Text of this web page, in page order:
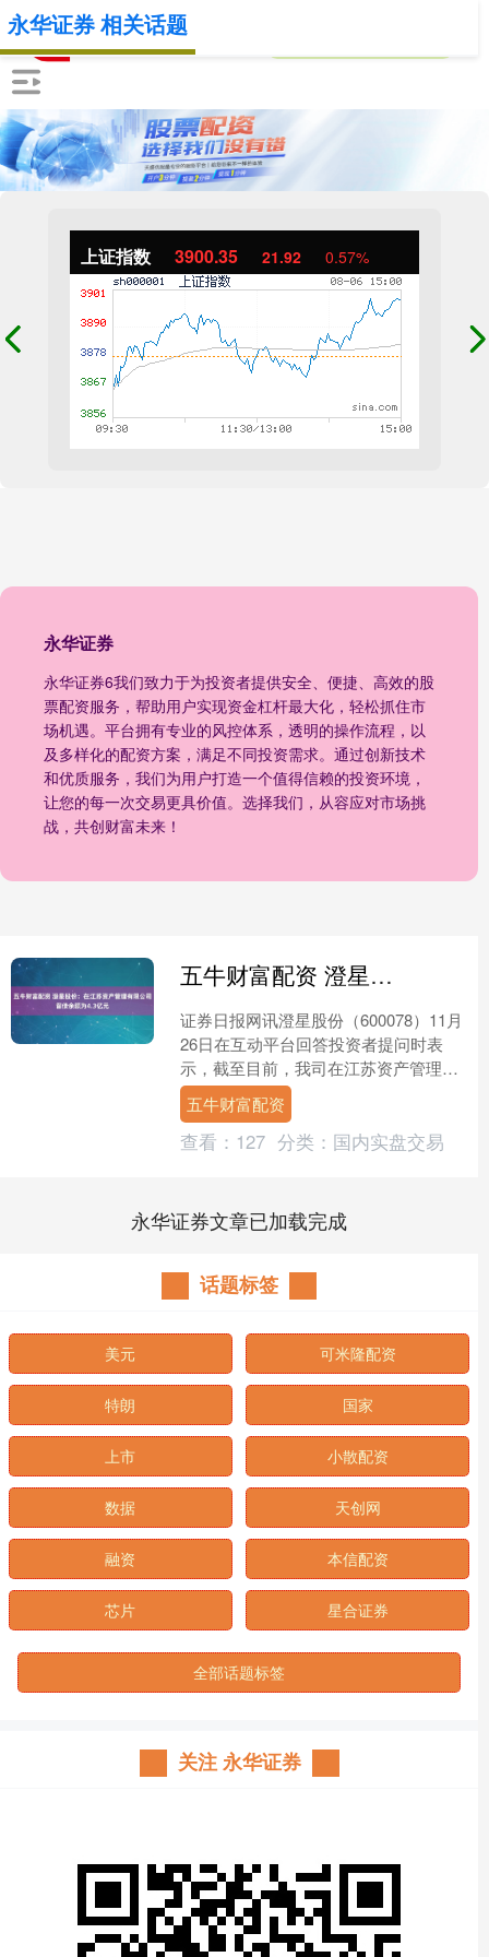
上证指数 3900.35 21.92 0.57%
永华证券
永华证券6我们致力于为投资者提供安全、便捷、高效的股
票配资服务，帮助用户实现资金杠杆最大化，轻松抓住市
场机遇。平台拥有专业的风控体系，透明的操作流程，以
及多样化的配资方案，满足不同投资需求。通过创新技术
和优质服务，我们为用户打造一个值得信赖的投资环境，
让您的每一次交易更具价值。选择我们，从容应对市场挑
战，共创财富未来！
永华证券 相关话题
五牛财富配资 澄星股份：在江苏资产管理有限公司留债余额为4.3亿元
证券日报网讯澄星股份（600078）11月
26日在互动平台回答投资者提问时表
示，截至目前，我司在江苏资产管理有
限公司留债余额为4.3亿元人民币。....
五牛财富配资
查看： 127 分类： 国内实盘交易
永华证券文章已加载完成
话题标签
美元 可米隆配资
特朗 国家
上市 小散配资
数据 天创网
融资 本信配资
芯片 星合证券
全部话题标签
关注 永华证券